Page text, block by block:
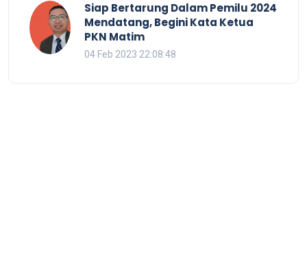
Siap Bertarung Dalam Pemilu 2024
Mendatang, Begini Kata Ketua
PKN Matim
04 Feb 2023 22:08:48